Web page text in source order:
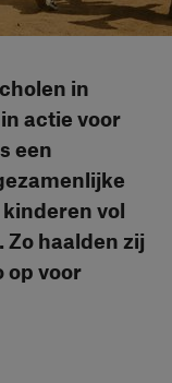
in
actie voor
een
vol
haalden zij
op voor